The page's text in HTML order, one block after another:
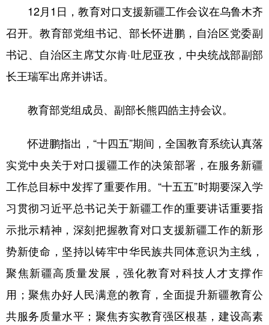
地方频道
辽宁 吉林
广东 广西 海南 重庆
四川 贵州 云南 西藏
陕西 甘肃 青海 宁夏
多语种频道
English Español Français عربى
Русский язык 日本語 한국어
12月1日，教育对口支援新疆工作会议在乌鲁木齐
召开。教育部党组书记、部长怀进鹏，自治区党委副
书记、自治区主席艾尔肯·吐尼亚孜，中央统战部副部
长王瑞军出席并讲话。
教育部党组成员、副部长熊四皓主持会议。
怀进鹏指出，“十四五”期间，全国教育系统认真落
实党中央关于对口援疆工作的决策部署，在服务新疆
工作总目标中发挥了重要作用。“十五五”时期要深入学
习贯彻习近平总书记关于新疆工作的重要讲话重要指
示批示精神，深刻把握教育对口支援新疆工作的新形
势新使命，坚持以铸牢中华民族共同体意识为主线，
聚焦新疆高质量发展，强化教育对科技人才支撑作
用；聚焦办好人民满意的教育，全面提升新疆教育公
共服务质量水平；聚焦夯实教育强区根基，建设高素